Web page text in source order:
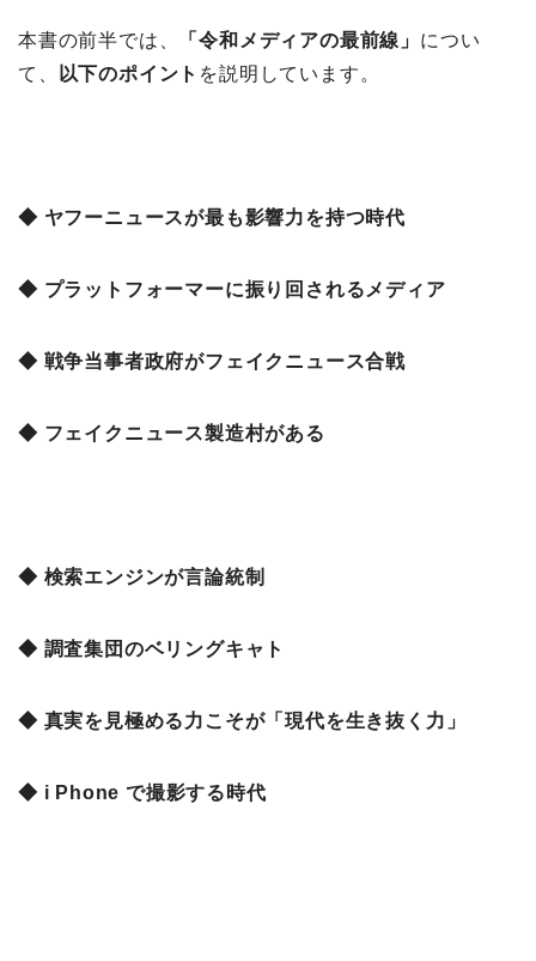
本書の前半では、 「令和メディアの最前線」 につい
て、
以下のポイント を説明しています。
◆ ヤフーニュースが最も影響力を持つ時代
◆ プラットフォーマーに振り回されるメディア
◆ 戦争当事者政府がフェイクニュース合戦
◆ フェイクニュース製造村がある
◆ 検索エンジンが言論統制
◆ 調査集団のベリングキャト
◆ 真実を見極める力こそが「現代を生き抜く力」
◆ i Phone で撮影する時代